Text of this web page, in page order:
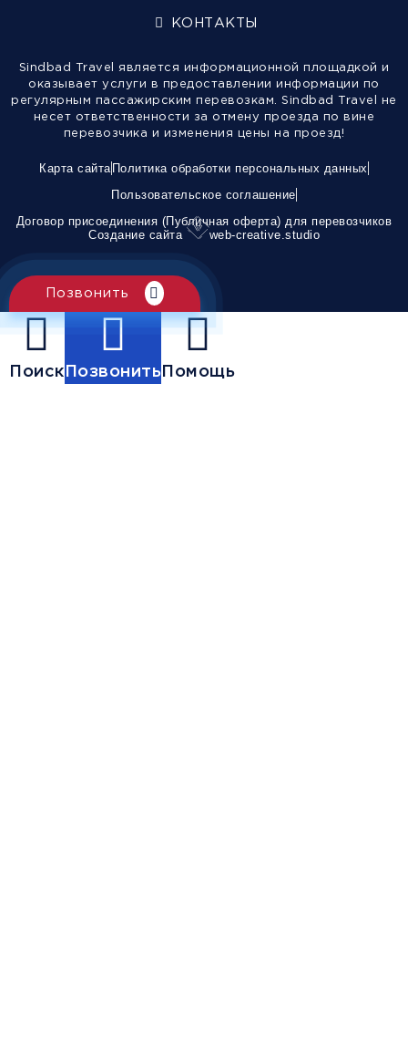
КОНТАКТЫ
Sindbad Travel является информационной площадкой и
оказывает услуги в предоставлении информации по
регулярным пассажирским перевозкам. Sindbad Travel не
несет ответственности за отмену проезда по вине
перевозчика и изменения цены на проезд!
Карта сайта Политика обработки персональных данных
Пользовательское соглашение
Договор присоединения (Публичная оферта) для перевозчиков
Создание сайта
web-creative.studio
Позвонить
ПоискПозвонитьПомощь